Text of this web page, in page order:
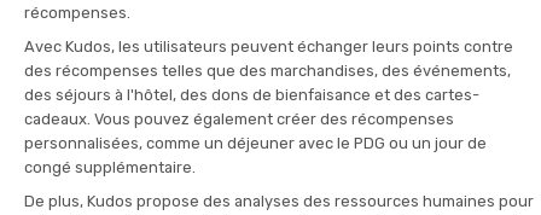
récompenses.
Avec Kudos, les utilisateurs peuvent échanger leurs points contre
des récompenses telles que des marchandises, des événements,
des séjours à l'hôtel, des dons de bienfaisance et des cartes-
cadeaux. Vous pouvez également créer des récompenses
personnalisées, comme un déjeuner avec le PDG ou un jour de
congé supplémentaire.
De plus, Kudos propose des analyses des ressources humaines pour